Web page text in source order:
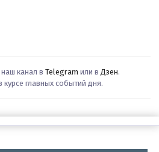
канал в Telegram или в Дзен.
курсе главных событий дня.